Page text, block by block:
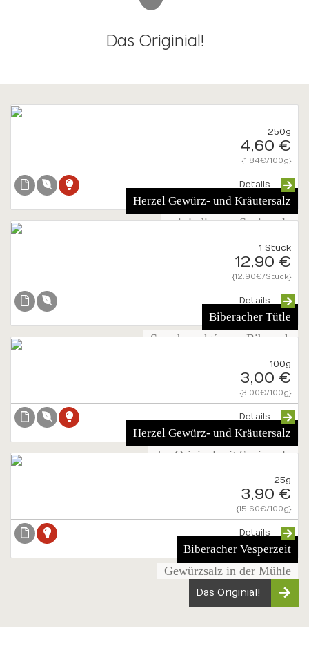
Das Originial!
Herzel Gewürz- und Kräutersalz
mit jodiertem Speisesalz
250g
4,60 €
{1.84€/100g}
Details
Biberacher Tütle
So schmeckt´s aus Biberach
1 Stück
12,90 €
{12.90€/Stück}
Details
Herzel Gewürz- und Kräutersalz
das Original mit Speisesalz
100g
3,00 €
{3.00€/100g}
Details
Biberacher Vesperzeit
Gewürzsalz in der Mühle
25g
3,90 €
{15.60€/100g}
Details
Das Originial!